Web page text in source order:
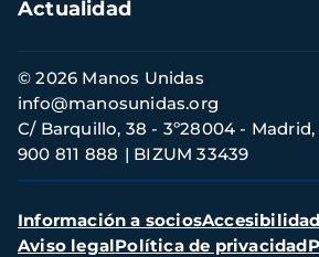
Actualidad
Información
de
contacto
© 2026 Manos Unidas
C/ Barquillo, 38 - 3º28004 - Madrid,
900 811 888
BIZUM 33439
info@manosunidas.org
Menú
secundario
Información a sociosAccesibilidad
Aviso legalPolítica de privacidad